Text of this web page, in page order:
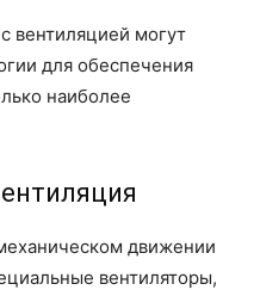
вентиляцией могут
для обеспечения
наиболее
движении
вентиляторы,